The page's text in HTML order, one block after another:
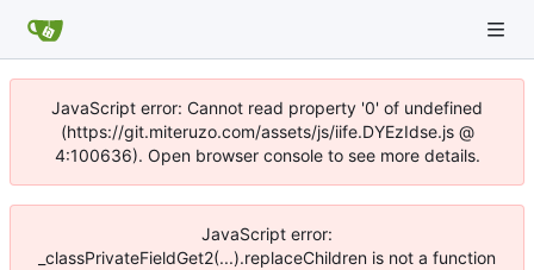
JavaScript error: Cannot read property '0' of undefined
(https://git.miteruzo.com/assets/js/iife.DYEzIdse.js @
4:100636). Open browser console to see more details.
JavaScript error:
_classPrivateFieldGet2(...).replaceChildren is not a function